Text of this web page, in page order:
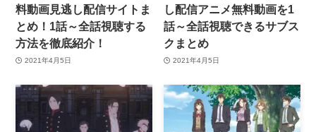
料動画見逃し配信サイトま
とめ！1話～全話視聴する
方法を徹底紹介！
2021年4月5日
し配信アニメ無料動画を1
話～全話視聴できるサブス
クまとめ
2021年4月5日